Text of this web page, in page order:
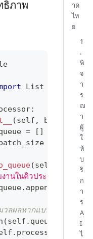
ธิภาพ
List
:
(self , batch_size
= [ ]
(self task:
านในคิวประมวลผล"""
. append
ลผลหากแบทช์เต็ม
(self . queue
. process_batch ()
าด
ไท
ย
1
.
พิ
จ
า
ร
ณ
า
ผู้
ใ
ห้
บ
ริ
ก
า
ร
A
I
ไ